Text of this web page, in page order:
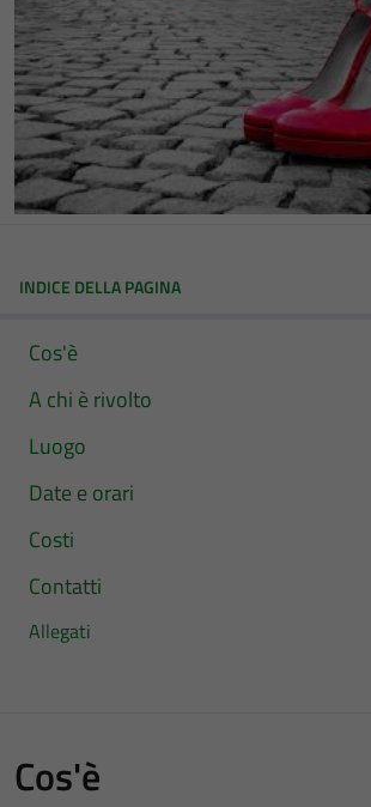
INDICE DELLA PAGINA
Cos'è
A chi è rivolto
Luogo
Date e orari
Costi
Contatti
Allegati
Cos'è